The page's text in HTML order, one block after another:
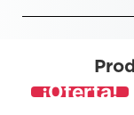
¡Oferta!